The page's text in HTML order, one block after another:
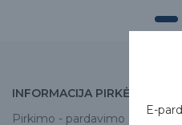
INFORMACIJA PIRKĖJUI
Pirkimo - pardavimo
E-